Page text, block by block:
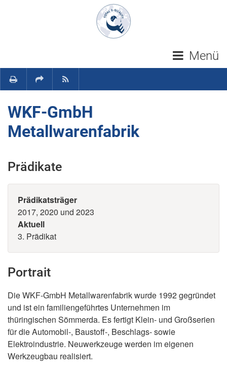
Navigation überspringen
Menü
WKF-GmbH
Metallwarenfabrik
Prädikate
Prädikatsträger
2017, 2020 und 2023
Aktuell
3. Prädikat
Portrait
Die WKF-GmbH Metallwarenfabrik wurde 1992 gegründet
und ist ein familiengeführtes Unternehmen im
thüringischen Sömmerda. Es fertigt Klein- und Großserien
für die Automobil-, Baustoff-, Beschlags- sowie
Elektroindustrie. Neuwerkzeuge werden im eigenen
Werkzeugbau realisiert.